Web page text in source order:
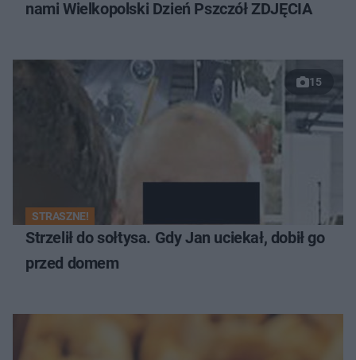
nami Wielkopolski Dzień Pszczół ZDJĘCIA
15
STRASZNE!
Strzelił do sołtysa. Gdy Jan uciekał, dobił go
przed domem